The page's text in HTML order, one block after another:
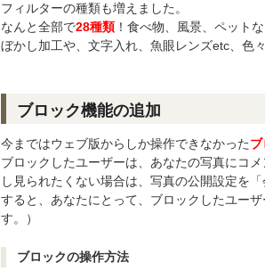
フィルターの種類も増えました。
なんと全部で28種類 ！食べ物、風景、ペット
ぼかし加工や、文字入れ、魚眼レンズetc、色
ブロック機能の追加
今まではウェブ版からしか操作できなかった
ブロックしたユーザーは、あなたの写真にコ
し見られたくない場合は、写真の公開設定を
すると、あなたにとって、ブロックしたユー
す。）
ブロックの操作方法